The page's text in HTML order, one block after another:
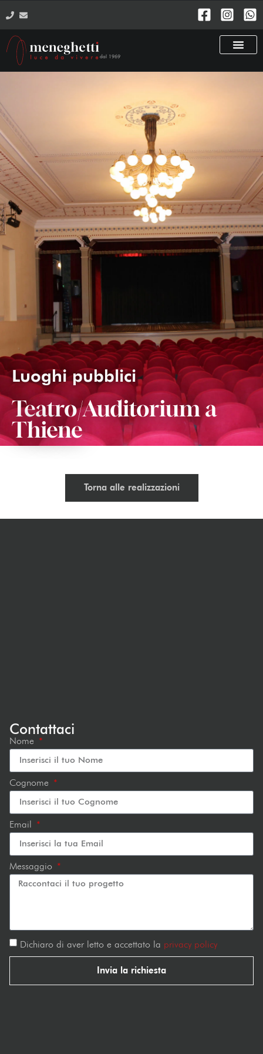
dal 1969
Teatro/Auditorium a
Thiene
Luoghi pubblici
Torna alle realizzazioni
Contattaci
Nome
Cognome
Email
Messaggio
Dichiaro di aver letto e accettato la privacy policy
Invia la richiesta